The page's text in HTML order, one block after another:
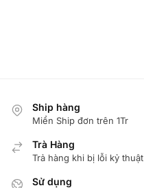
Ship hàng
Miển Ship đơn trên 1Tr
Trà Hàng
Trả hàng khi bị lỗi kỷ thuật
Sử dụng